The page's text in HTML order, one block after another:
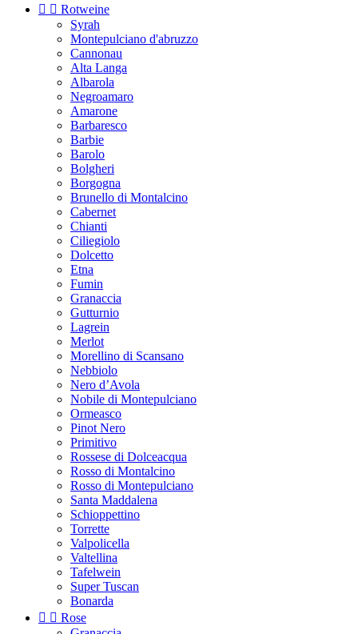
  Rotweine
Syrah
Montepulciano d'abruzzo
Cannonau
Alta Langa
Albarola
Negroamaro
Amarone
Barbaresco
Barbie
Barolo
Bolgheri
Borgogna
Brunello di Montalcino
Cabernet
Chianti
Ciliegiolo
Dolcetto
Etna
Fumin
Granaccia
Gutturnio
Lagrein
Merlot
Morellino di Scansano
Nebbiolo
Nero d’Avola
Nobile di Montepulciano
Ormeasco
Pinot Nero
Primitivo
Rossese di Dolceacqua
Rosso di Montalcino
Rosso di Montepulciano
Santa Maddalena
Schioppettino
Torrette
Valpolicella
Valtellina
Tafelwein
Super Tuscan
Bonarda
  Rose